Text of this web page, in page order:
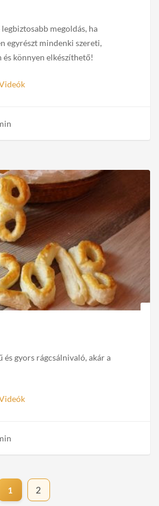
megoldás, ha
egyrészt mindenki szereti,
és könnyen elkészíthető!
és gyors rágcsálnivaló, akár a
1 2